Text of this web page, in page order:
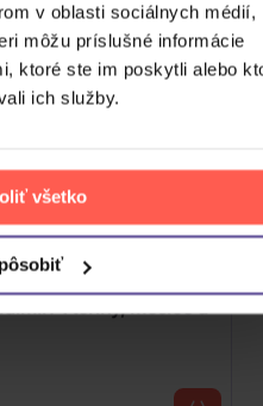
v oblasti sociálnych médií,
môžu príslušné informácie
ktoré ste im poskytli alebo
ich služby.
všetko
12,20 €
18,60 €
Vteřiny, měsíce a